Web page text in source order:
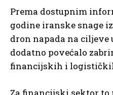
Prema dostupnim
godine iranske snage
dron napada na ciljeve
dodatno povećalo
financijskih i